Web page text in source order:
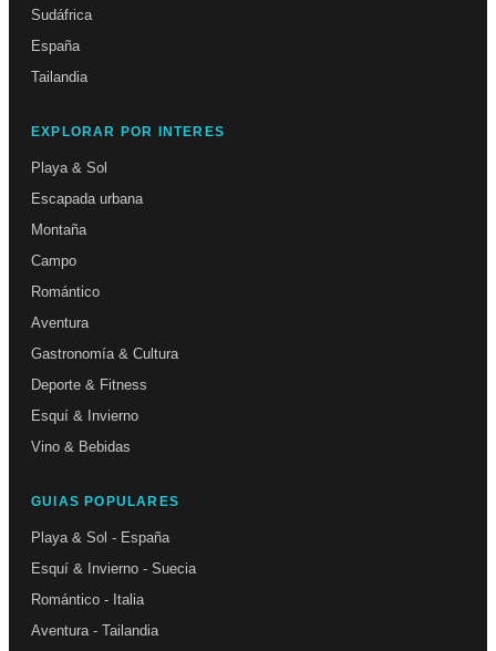
Sudáfrica
España
Tailandia
EXPLORAR POR INTERES
Playa & Sol
Escapada urbana
Montaña
Campo
Romántico
Aventura
Gastronomía & Cultura
Deporte & Fitness
Esquí & Invierno
Vino & Bebidas
GUIAS POPULARES
Playa & Sol - España
Esquí & Invierno - Suecia
Romántico - Italia
Aventura - Tailandia